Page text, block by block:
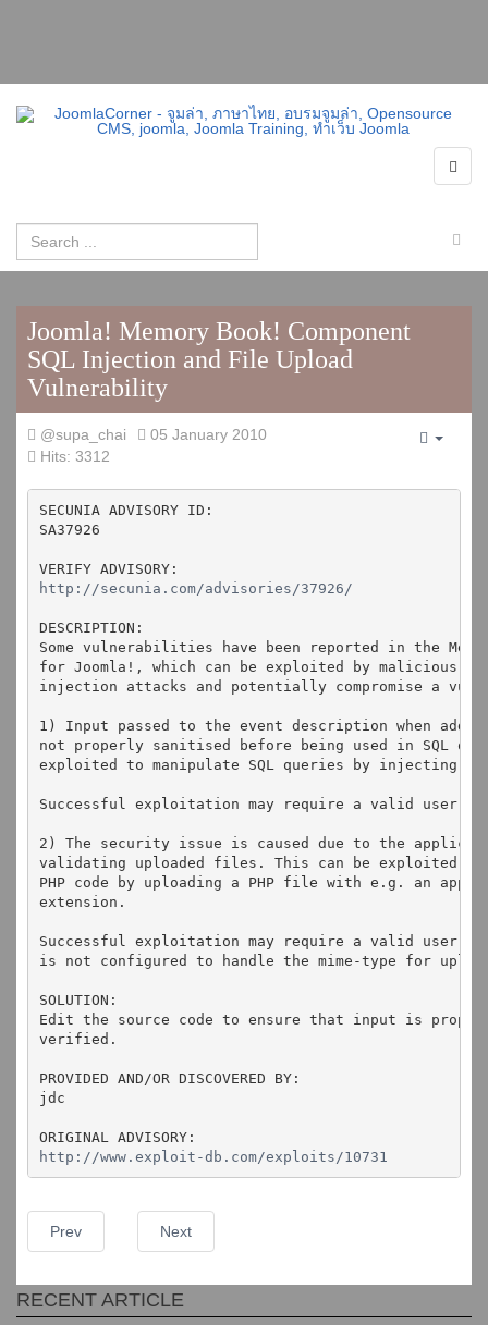
Joomla! Memory Book! Component
SQL Injection and File Upload
Vulnerability
@supa_chai
05 January 2010
Hits: 3312
SECUNIA ADVISORY ID:
SA37926
VERIFY ADVISORY:
http://secunia.com/advisories/37926/
DESCRIPTION:
Some vulnerabilities have been reported in the
for Joomla!, which can be exploited by malicious
injection attacks and potentially compromise a
1) Input passed to the event description when
not properly sanitised before being used in SQL
exploited to manipulate SQL queries by injecting
Successful exploitation may require a valid user
2) The security issue is caused due to the
validating uploaded files. This can be exploited
PHP code by uploading a PHP file with e.g. an
extension.
Successful exploitation may require a valid user
is not configured to handle the mime-type for
SOLUTION:
Edit the source code to ensure that input is
verified.
PROVIDED AND/OR DISCOVERED BY:
jdc
ORIGINAL ADVISORY:
http://www.exploit-db.com/exploits/10731
Prev Next
RECENT ARTICLE